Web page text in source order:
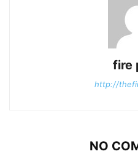
fire
http://
NO